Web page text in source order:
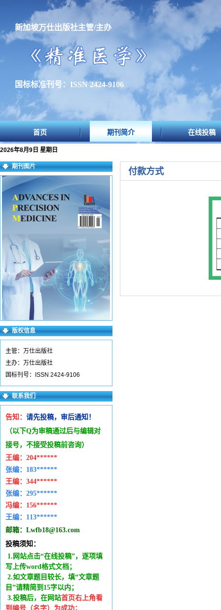
新加坡万仕出版社主管/主办
国标标准刊号：ISSN 2424-9106
首页 期刊简介 在线投稿
2026年8月9日 星期日
期刊图片
版权信息
主管：万仕出版社
主办：万仕出版社
国标刊号：ISSN 2424-9106
联系我们
告知： 请先投稿，审后通知！
（以下Q为审稿通过后与编辑对
接号，不接受投稿前咨询）
王编： 204******
张编：183******
王编： 344******
张编：295******
冯编： 156******
王编： 113******
邮箱： Lwfb18@163.com
投稿须知：
1.网站点击“在线投稿”，逐项填
写上传word格式文档；
2.如文章题目较长，填“文章题
目”请精简到15字以内；
3.投稿后，在网站首页右上角看
到编号（名字）为成功；
付款方式